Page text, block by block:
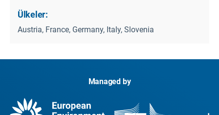
Ülkeler:
Austria, France, Germany, Italy, Slovenia
Managed by